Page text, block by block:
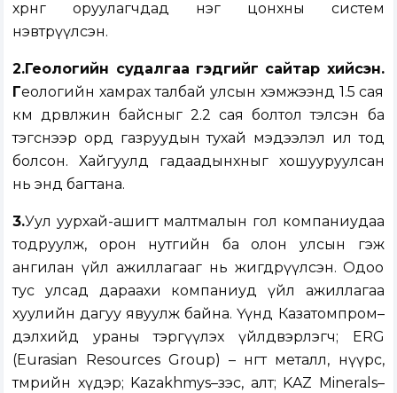
хөрөнгө оруулагчдад нэг цонхны систем
нэвтрүүлсэн.
2.Геологийн судалгаа гэдгийг сайтар хийсэн.
Геологийн хамрах талбай улсын хэмжээнд 1.5 сая
км дөрвөлжин байсныг 2.2 сая болтол тэлсэн ба
тэгснээр орд газруудын тухай мэдээлэл ил тод
болсон. Хайгуулд гадаадынхныг хошууруулсан
нь энд багтана.
3.Уул уурхай-ашигт малтмалын гол компаниудаа
тодруулж, орон нутгийн ба олон улсын гэж
ангилан үйл ажиллагааг нь жигдрүүлсэн. Одоо
тус улсад дараахи компаниуд үйл ажиллагаа
хуулийн дагуу явуулж байна. Үүнд Казатомпром–
дэлхийд ураны тэргүүлэх үйлдвэрлэгч; ERG
(Eurasian Resources Group) – өнгөт металл, нүүрс,
төмрийн хүдэр; Kazakhmys–зэс, алт; KAZ Minerals–